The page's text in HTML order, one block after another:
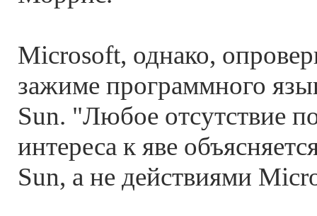
Microsoft, однако,
зажиме программного
Sun. "Любое отсутствие
интереса к яве
Sun, а не действиями